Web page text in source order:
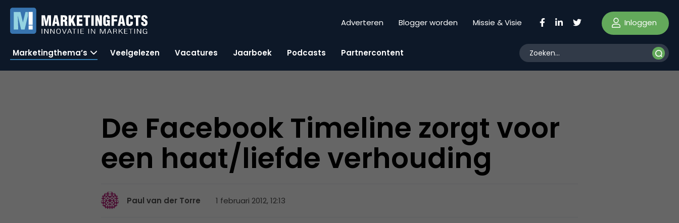
Adverteren Blogger worden Missie & Visie Inloggen
Marketingthema’s Veelgelezen Vacatures Jaarboek Podcasts Partnercontent
De Facebook Timeline zorgt voor
een haat/liefde verhouding
Paul van der Torre 1 februari 2012, 12:13